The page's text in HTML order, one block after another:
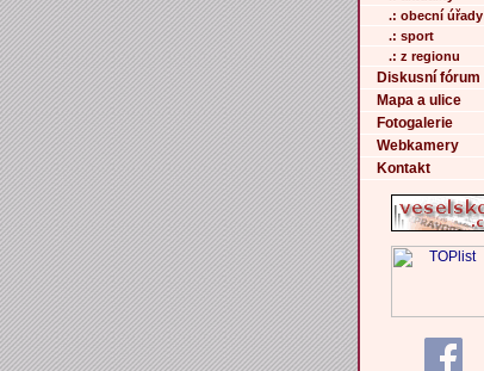
.: obecní úřady
.: sport
.: z regionu
Diskusní fórum
Mapa a ulice
Fotogalerie
Webkamery
Kontakt